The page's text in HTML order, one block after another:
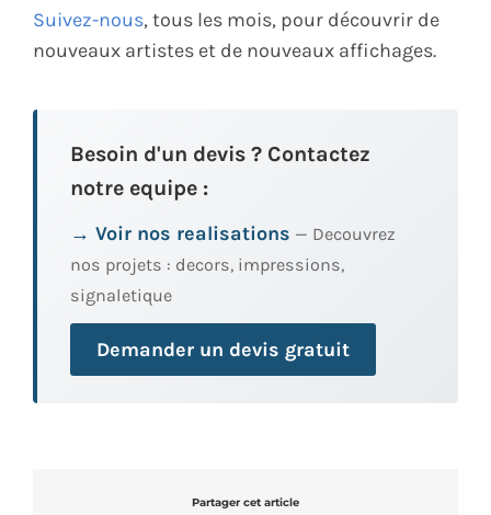
Suivez-nous, tous les mois, pour découvrir de
nouveaux artistes et de nouveaux affichages.
Besoin d'un devis ? Contactez
notre equipe :
→ Voir nos realisations — Decouvrez
nos projets : decors, impressions,
signaletique
Demander un devis gratuit
Partager cet article